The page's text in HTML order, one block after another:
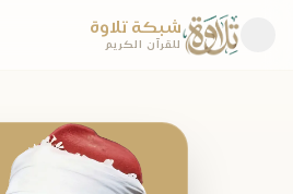
شبكة تلاوة
للقرآن الكريم